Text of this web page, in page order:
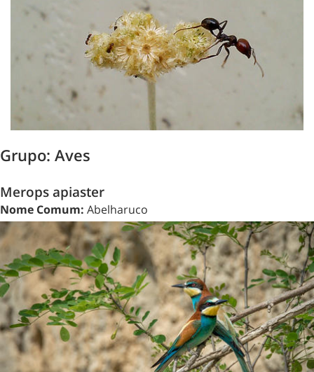
Grupo: Aves
Merops apiaster
Nome Comum: Abelharuco